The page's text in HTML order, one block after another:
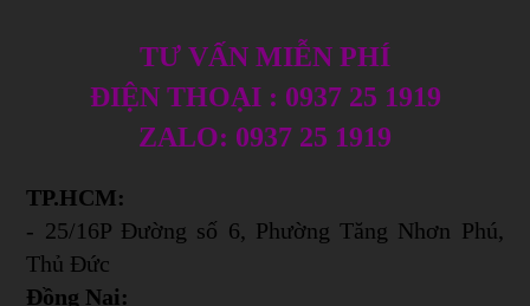
TƯ VẤN MIỄN PHÍ
ĐIỆN THOẠI : 0937 25 1919
ZALO: 0937 25 1919
TP.HCM:
- 25/16P Đường số 6, Phường Tăng Nhơn Phú,
Thủ Đức
Đồng Nai: